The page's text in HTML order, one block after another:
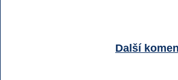
Další